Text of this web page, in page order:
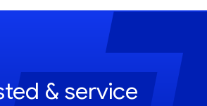
& service